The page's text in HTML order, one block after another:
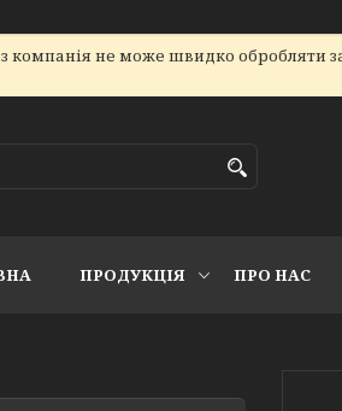
компанія не може швидко обробляти
ПРОДУКЦІЯ ПРО НАС